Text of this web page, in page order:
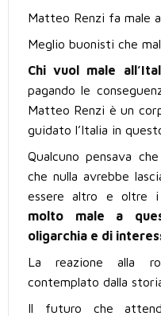
Matteo Renzi fa male a
Meglio buonisti che
Chi vuol male
pagando le
Matteo Renzi è un
guidato l’Italia in
Qualcuno pensava
che nulla avrebbe
essere altro e oltre
molto male a
oligarchia e di
La reazione alla
contemplato dalla
Il futuro che